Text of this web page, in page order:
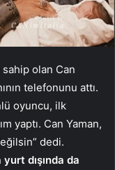
olan Can
telefonunu attı.
oyuncu, ilk
yaptı. Can Yaman,
dedi.
dışında da